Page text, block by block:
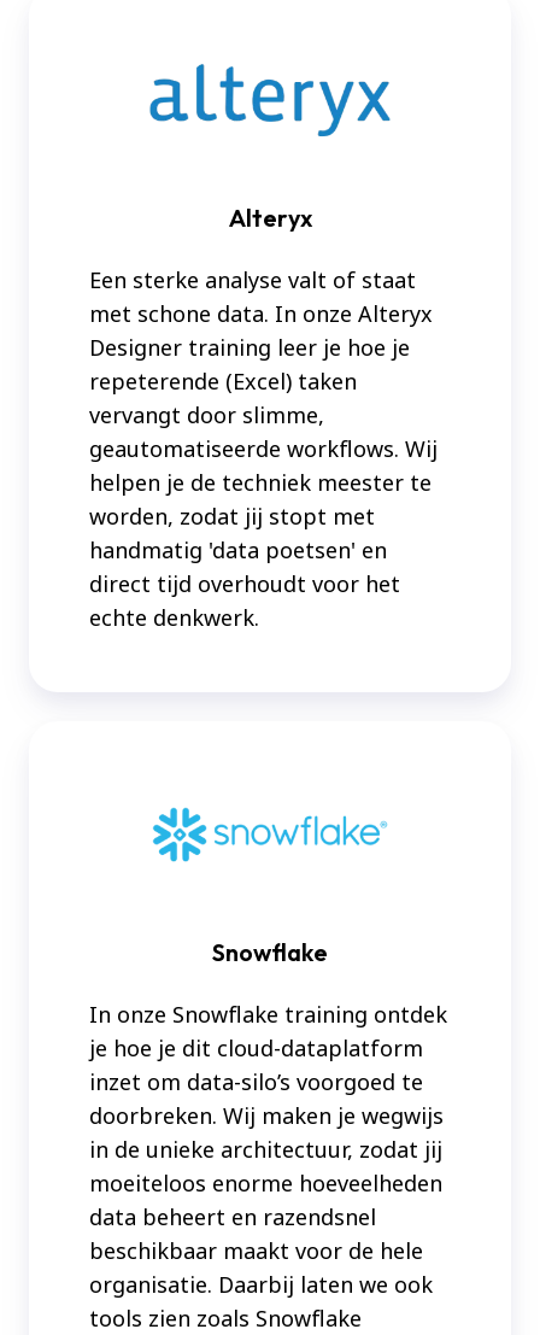
Alteryx
Een sterke analyse valt of staat
met schone data. In onze Alteryx
Designer training leer je hoe je
repeterende (Excel) taken
vervangt door slimme,
geautomatiseerde workflows. Wij
helpen je de techniek meester te
worden, zodat jij stopt met
handmatig 'data poetsen' en
direct tijd overhoudt voor het
echte denkwerk.
Snowflake
In onze Snowflake training ontdek
je hoe je dit cloud-dataplatform
inzet om data-silo’s voorgoed te
doorbreken. Wij maken je wegwijs
in de unieke architectuur, zodat jij
moeiteloos enorme hoeveelheden
data beheert en razendsnel
beschikbaar maakt voor de hele
organisatie. Daarbij laten we ook
tools zien zoals Snowflake